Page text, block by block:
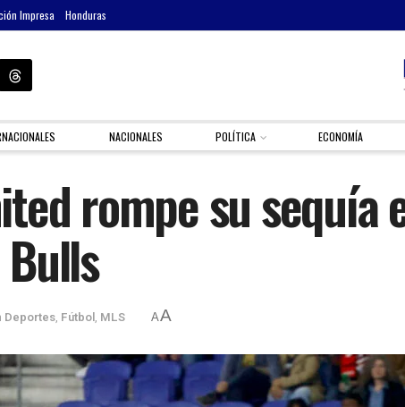
Impresa Honduras
NACIONALES POLÍTICA ECONOMÍA
rompe su
Deportes, Fútbol, MLS AA